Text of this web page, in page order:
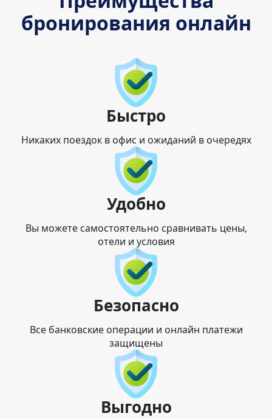
бронирования онлайн
Быстро
Никаких поездок в офис и ожиданий в очередях
Удобно
Вы можете самостоятельно сравнивать цены,
отели и условия
Безопасно
Все банковские операции и онлайн платежи
защищены
Выгодно